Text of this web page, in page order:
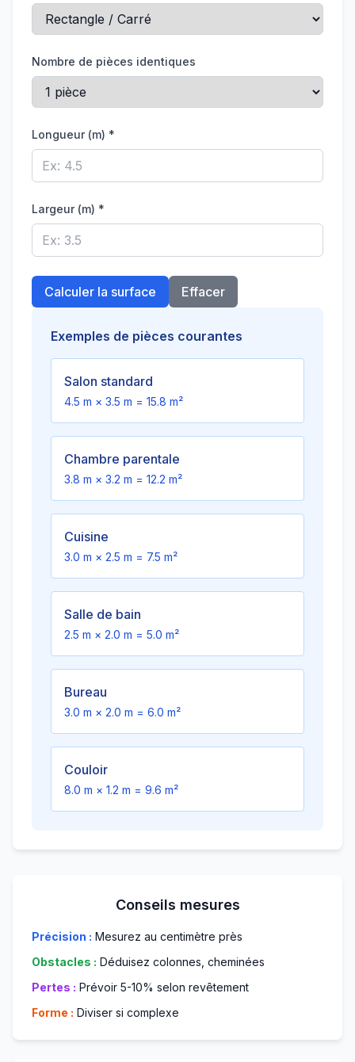
Nombre de pièces identiques
Longueur (m) *
Largeur (m) *
Calculer la surface Effacer
Exemples de pièces courantes
Salon standard
4.5 m × 3.5 m = 15.8 m²
Chambre parentale
3.8 m × 3.2 m = 12.2 m²
Cuisine
3.0 m × 2.5 m = 7.5 m²
Salle de bain
2.5 m × 2.0 m = 5.0 m²
Bureau
3.0 m × 2.0 m = 6.0 m²
Couloir
8.0 m × 1.2 m = 9.6 m²
Conseils mesures
Précision : Mesurez au centimètre près
Obstacles : Déduisez colonnes, cheminées
Pertes : Prévoir 5-10% selon revêtement
Forme : Diviser si complexe